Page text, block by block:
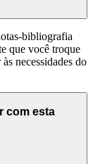
bibliografia
que você troque
necessidades do
com esta